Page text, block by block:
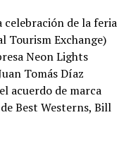
celebración de la feria
Tourism Exchange)
Neon Lights
Tomás Díaz
acuerdo de marca
Best Westerns, Bill